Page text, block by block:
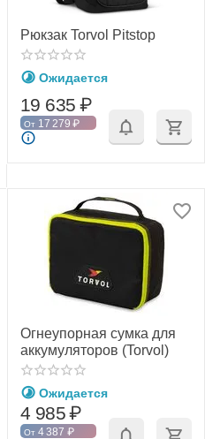
Рюкзак Torvol Pitstop
Ожидается
19 635 ₽
От 17 279 ₽
Огнеупорная сумка для
аккумуляторов (Torvol)
Ожидается
4 985₽
От 4 387 ₽